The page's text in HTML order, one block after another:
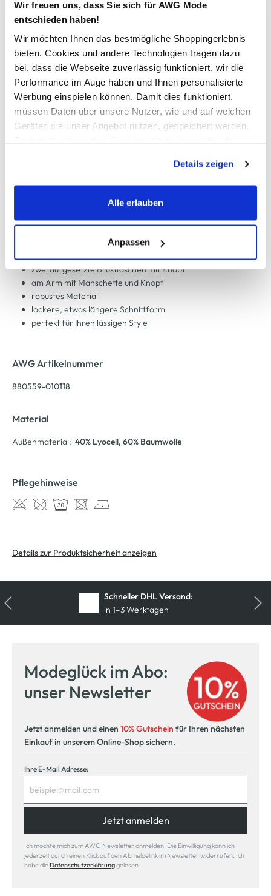
Wir freuen uns, dass Sie sich für AWG Mode
entschieden haben!
Wir möchten Ihnen das bestmögliche Shoppingerlebnis
bieten. Cookies und andere Technologien tragen dazu
bei, dass die Webseite zuverlässig funktioniert, wir die
Performance im Auge haben und Ihnen personalisierte
Werbung einspielen können. Damit dies funktioniert,
müssen Daten über unsere Nutzer, wie und auf welchen
Geräten sie unser Angebot nutzen, gespeichert werden.
werden, werden bei der Nutzung der Webseite auf jeden
Fall gesetzt. Cookies von Drittanbietern für Analyse- oder
Trackingzwecke werden nur dann aktiviert, wenn Sie das
erlauben" bzw. "Alle erlauben" klicken. Mehr dazu
(einschließlich der Möglichkeit, die Einwilligungserklärung
zu ändern oder zu widerrufen) erfahren Sie in unserem
Cookie-Hinweisbzw. derDatenschutzerklärung.
Details zeigen
Alle erlauben
Anpassen
In den Warenkorb
Schneller DHL Versand: in 1–3 Werktagen
Kostenfreie Rücksendung innerhalb 14 Tage
Kostenlose Filiallieferung in Ihre Wunschfiliale
lässiges Jeanshemd von Tom Tailor
mit klassischem Kentkragen
zwei aufgesetzte Brusttaschen mit Knopf
am Arm mit Manschette und Knopf
robustes Material
lockere, etwas längere Schnittform
perfekt für Ihren lässigen Style
AWG Artikelnummer
880559-010118
Material
Außenmaterial: 40% Lyocell, 60% Baumwolle
Pflegehinweise
Details zur Produktsicherheit anzeigen
Schneller DHL Versand:
in 1–3 Werktagen
Kostenlose Filiallieferung
in Ihre Wunschfiliale
Modeglück im Abo:
unser Newsletter
Jetzt anmelden und einen 10% Gutschein für Ihren nächsten
Einkauf in unserem Online-Shop sichern.
Ihre E-Mail Adresse:
Jetzt anmelden
Ich möchte mich zum AWG Newsletter anmelden. Die Einwilligung kann ich
jederzeit durch einen Klick auf den Abmeldelink im Newsletter widerrufen. Ich
habe die Datenschutzerklärunggelesen.